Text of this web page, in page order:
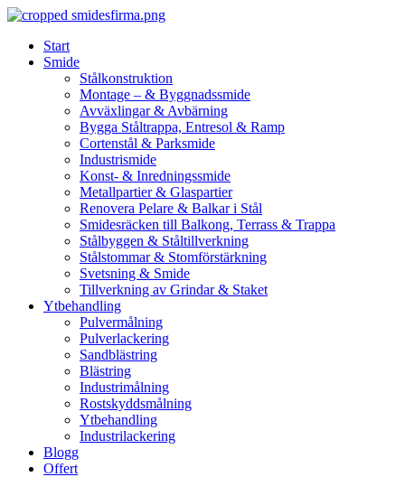
Skip
contentStart
Smide
Stålkonstruktion
Montage – & Byggnadssmide
Avväxlingar & Avbärning
Bygga Ståltrappa, Entresol & Ramp
Cortenstål & Parksmide
Industrismide
Konst- & Inredningssmide
Metallpartier & Glaspartier
Renovera Pelare & Balkar i Stål
Smidesräcken till Balkong, Terrass & Trappa
Stålbyggen & Ståltillverkning
Stålstommar & Stomförstärkning
Svetsning & Smide
Tillverkning av Grindar & Staket
Ytbehandling
Pulvermålning
Pulverlackering
Sandblästring
Blästring
Industrimålning
Rostskyddsmålning
Ytbehandling
Industrilackering
Blogg
Offert